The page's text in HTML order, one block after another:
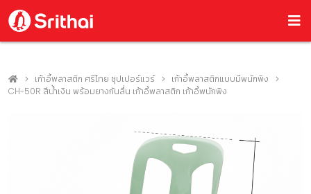
เก้าอี้พลาสติก ศรีไทย ซุปเปอร์แวร์
เก้าอี้พลาสติกแบบมีพนักพิง
CH-50R สีน้ำเงิน พร้อมยางกันลื่น เก้าอี้พลาสติก เก้าอี้พนักพิง